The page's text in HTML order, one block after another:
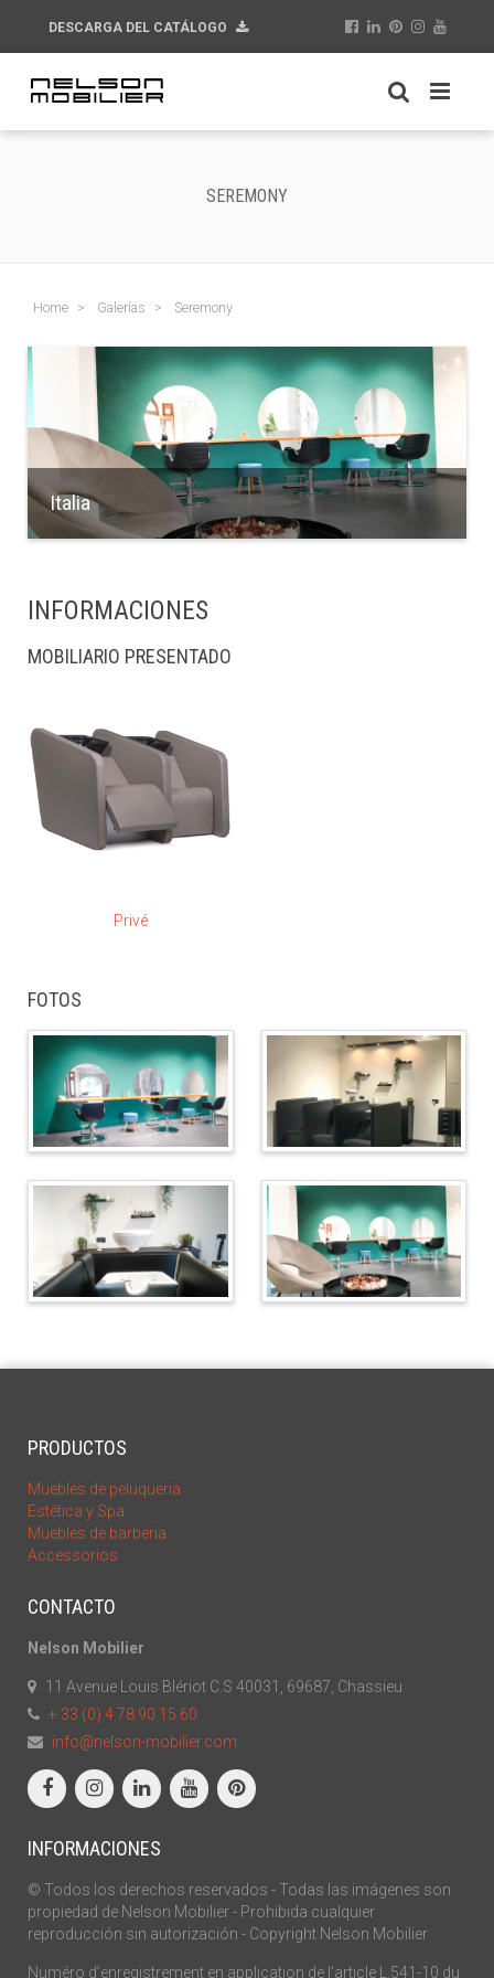
DESCARGA DEL CATÁLOGO
SEREMONY
Home Galerías Seremony
Italia
INFORMACIONES
MOBILIARIO PRESENTADO
Privé
FOTOS
PRODUCTOS
Muebles de peluqueria
Estética y Spa
Muebles de barberia
Accessorios
CONTACTO
Nelson Mobilier
11 Avenue Louis Blériot C.S 40031, 69687, Chassieu
+ 33 (0) 4 78 90 15 60
info@nelson-mobilier.com
INFORMACIONES
© Todos los derechos reservados - Todas las imágenes son
propiedad de Nelson Mobilier - Prohibida cualquier
reproducción sin autorización - Copyright Nelson Mobilier
Numéro d’enregistrement en application de l’article L.541-10 du